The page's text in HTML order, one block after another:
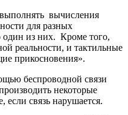
вычисления
для разных
из них. Кроме того,
реальности, и тактильные
прикосновения».
беспроводной связи
некоторые
если связь нарушается.